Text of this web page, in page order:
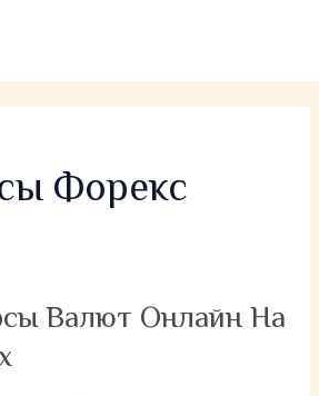
Форекс
Валют Онлайн На